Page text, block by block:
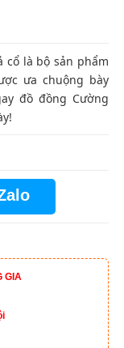
cổ là bộ sản phẩm
ưa chuộng bày
đồ đồng Cường
GIA